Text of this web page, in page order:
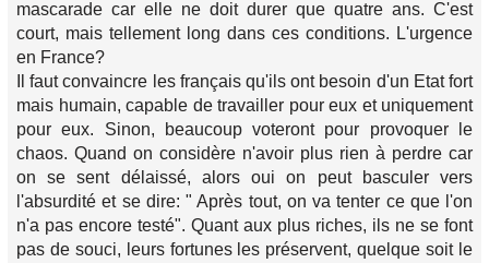
mascarade car elle ne doit durer que quatre ans. C'est
court, mais tellement long dans ces conditions. L'urgence
en France?
Il faut convaincre les français qu'ils ont besoin d'un Etat fort
mais humain, capable de travailler pour eux et uniquement
pour eux. Sinon, beaucoup voteront pour provoquer le
chaos. Quand on considère n'avoir plus rien à perdre car
on se sent délaissé, alors oui on peut basculer vers
l'absurdité et se dire: " Après tout, on va tenter ce que l'on
n'a pas encore testé". Quant aux plus riches, ils ne se font
pas de souci, leurs fortunes les préservent, quelque soit le